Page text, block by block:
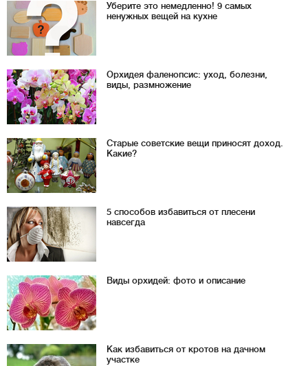
Уберите это немедленно! 9 самых
ненужных вещей на кухне
Орхидея фаленопсис: уход, болезни,
виды, размножение
Старые советские вещи приносят доход.
Какие?
5 способов избавиться от плесени
навсегда
Виды орхидей: фото и описание
Как избавиться от кротов на дачном
участке